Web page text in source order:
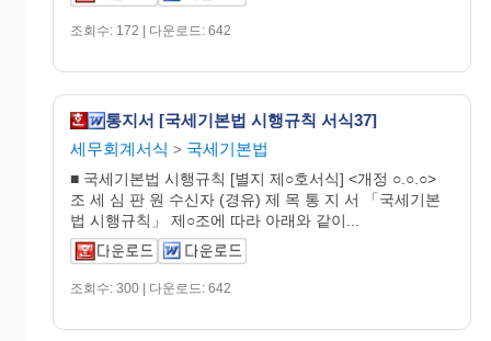
조회수: 172 | 다운로드: 642
통지서 [국세기본법 시행규칙 서식37]
세무회계서식 > 국세기본법
■ 국세기본법 시행규칙 [별지 제○호서식] <개정 ○.○.○>
조 세 심 판 원 수신자 (경유) 제 목 통 지 서 「국세기본
법 시행규칙」 제○조에 따라 아래와 같이...
조회수: 300 | 다운로드: 642